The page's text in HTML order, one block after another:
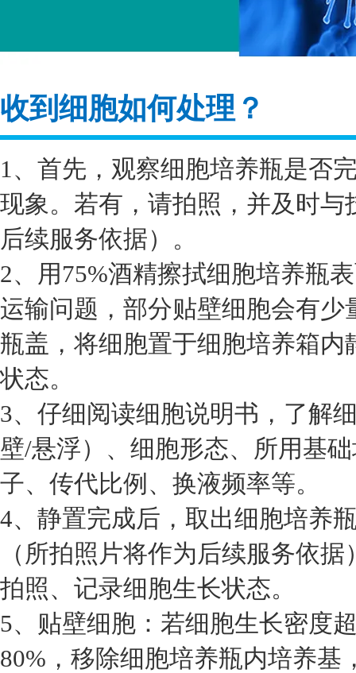
收到细胞如何处理？
1、首先，观察细胞培养瓶是否
现象。若有，请拍照，并及时
后续服务依据）。
2、用75%酒精擦拭细胞培养瓶
运输问题，部分贴壁细胞会有
瓶盖，将细胞置于细胞培养箱
状态。
3、仔细阅读细胞说明书，了解
壁/悬浮）、细胞形态、所用基
子、传代比例、换液频率等。
4、静置完成后，取出细胞培养
（所拍照片将作为后续服务依
拍照、记录细胞生长状态。
5、贴壁细胞：若细胞生长密度
80%，移除细胞培养瓶内培养